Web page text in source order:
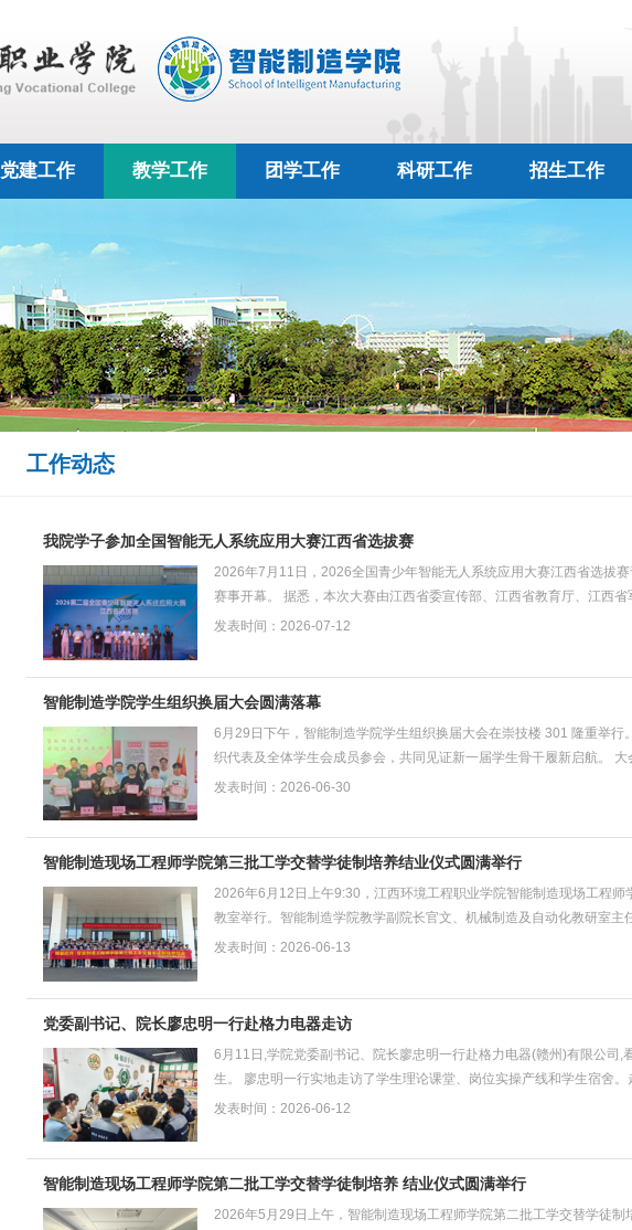
党建工作 教学工作 团学工作 科研工作 招生工作
工作动态
我院学子参加全国智能无人系统应用大赛江西省选拔赛
2026年7月11日，2026全国青少年智能无人系统应用大赛江西省选拔
赛事开幕。 据悉，本次大赛由江西省委宣传部、江西省教育厅、江西
赛队伍共10名学子参赛，选手们在户外40℃高温环境下...
发表时间：2026-07-12
智能制造学院学生组织换届大会圆满落幕
6月29日下午，智能制造学院学生组织换届大会在崇技楼 301 隆重举
织代表及全体学生会成员参会，共同见证新一届学生骨干履新启航。
告全面复盘过去一年学风建设、校园文化、志愿服务、...
发表时间：2026-06-30
智能制造现场工程师学院第三批工学交替学徒制培养结业仪式圆满举行
2026年6月12日上午9:30，江西环境工程职业学院智能制造现场工程
教室举行。智能制造学院教学副院长官文、机械制造及自动化教研室
事主管尹会鸿，值班教师及全体结业学生参加。杨菁主持...
发表时间：2026-06-13
党委副书记、院长廖忠明一行赴格力电器走访
6月11日,学院党委副书记、院长廖忠明一行赴格力电器(赣州)有限公司
生。 廖忠明一行实地走访了学生理论课堂、岗位实操产线和学生宿舍
何更好赋能学生展开交流,进一步明确了工学交替人...
发表时间：2026-06-12
智能制造现场工程师学院第二批工学交替学徒制培养 结业仪式圆满举行
2026年5月29日上午，智能制造现场工程师学院第二批工学交替学徒